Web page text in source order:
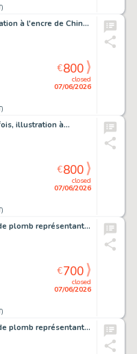
Docteur Poche, illustration à l'encre de Chine,…
closed
07/06/2026
€800
illustration à…
closed
07/06/2026
€800
Illustration à la mine de plomb représentant le…
closed
07/06/2026
€700
Illustration à la mine de plomb représentant le…